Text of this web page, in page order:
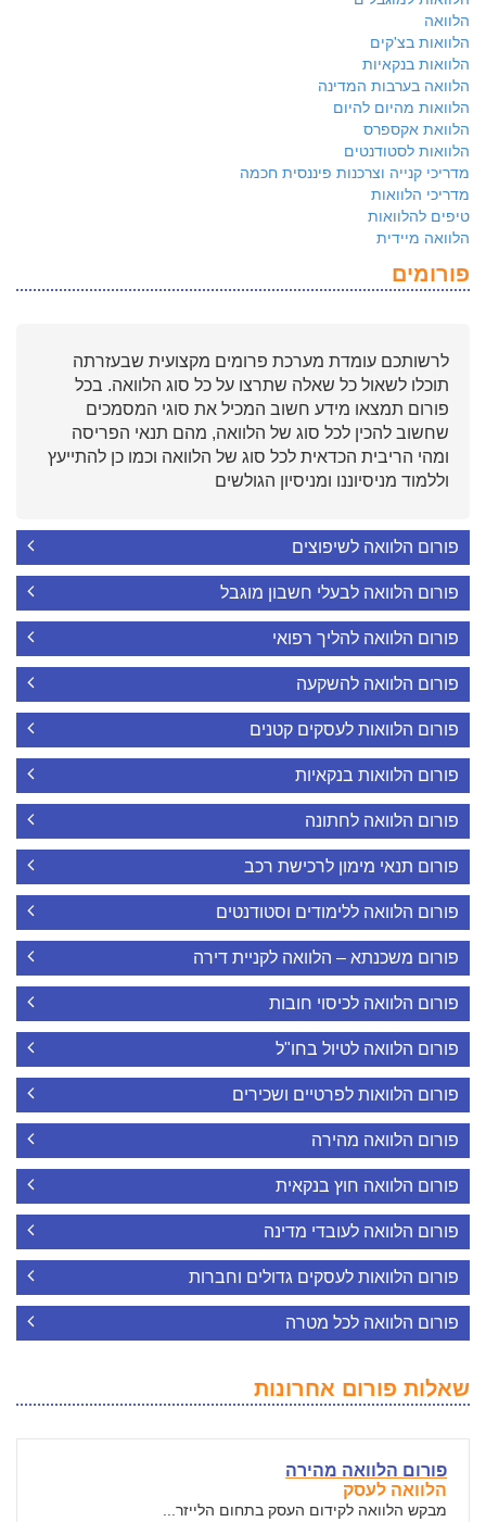
הלוואה
הלוואות בצ'קים
הלוואות בנקאיות
הלוואה בערבות המדינה
הלוואות מהיום להיום
הלוואת אקספרס
הלוואות לסטודנטים
מדריכי קנייה וצרכנות פיננסית חכמה
מדריכי הלוואות
טיפים להלוואות
הלוואה מיידית
פורומים
לרשותכם עומדת מערכת פרומים מקצועית שבעזרתה
תוכלו לשאול כל שאלה שתרצו על כל סוג הלוואה. בכל
פורום תמצאו מידע חשוב המכיל את סוגי המסמכים
שחשוב להכין לכל סוג של הלוואה, מהם תנאי הפריסה
ומהי הריבית הכדאית לכל סוג של הלוואה וכמו כן להתייעץ
וללמוד מניסיוננו ומניסיון הגולשים
פורום הלוואה לשיפוצים
פורום הלוואה לבעלי חשבון מוגבל
פורום הלוואה להליך רפואי
פורום הלוואה להשקעה
פורום הלוואות לעסקים קטנים
פורום הלוואות בנקאיות
פורום הלוואה לחתונה
פורום תנאי מימון לרכישת רכב
פורום הלוואה ללימודים וסטודנטים
פורום משכנתא – הלוואה לקניית דירה
פורום הלוואה לכיסוי חובות
פורום הלוואה לטיול בחו"ל
פורום הלוואות לפרטיים ושכירים
פורום הלוואה מהירה
פורום הלוואה חוץ בנקאית
פורום הלוואה לעובדי מדינה
פורום הלוואות לעסקים גדולים וחברות
פורום הלוואה לכל מטרה
שאלות פורום אחרונות
פורום הלוואה מהירה
הלוואה לעסק
מבקש הלוואה לקידום העסק בתחום הלייזר...